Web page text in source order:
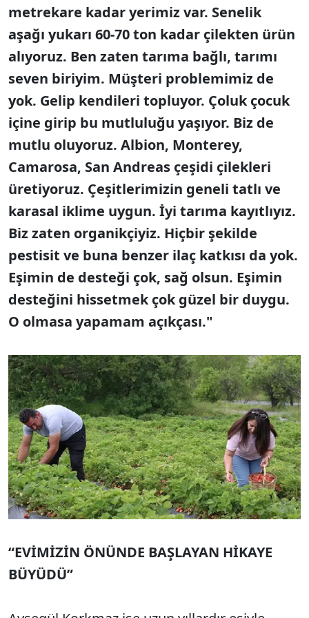
metrekare kadar yerimiz var. Senelik
aşağı yukarı 60-70 ton kadar çilekten ürün
alıyoruz. Ben zaten tarıma bağlı, tarımı
seven biriyim. Müşteri problemimiz de
yok. Gelip kendileri topluyor. Çoluk çocuk
içine girip bu mutluluğu yaşıyor. Biz de
mutlu oluyoruz. Albion, Monterey,
Camarosa, San Andreas çeşidi çilekleri
üretiyoruz. Çeşitlerimizin geneli tatlı ve
karasal iklime uygun. İyi tarıma kayıtlıyız.
Biz zaten organikçiyiz. Hiçbir şekilde
pestisit ve buna benzer ilaç katkısı da yok.
Eşimin de desteği çok, sağ olsun. Eşimin
desteğini hissetmek çok güzel bir duygu.
O olmasa yapamam açıkçası."
“EVİMİZİN ÖNÜNDE BAŞLAYAN HİKAYE
BÜYÜDÜ”